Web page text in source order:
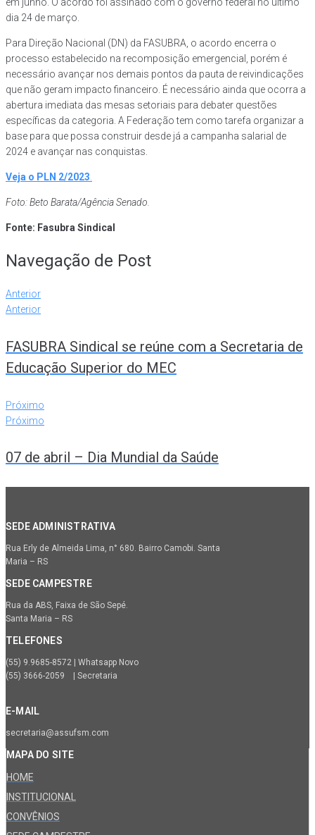
dia 24 de março.
Para Direção Nacional (DN) da FASUBRA, o acordo encerra o
processo estabelecido na recomposição emergencial, porém é
necessário avançar nos demais pontos da pauta de reivindicações
que não geram impacto financeiro. É necessário ainda que ocorra a
abertura imediata das mesas setoriais para debater questões
específicas da categoria. A Federação tem como tarefa organizar a
base para que possa construir desde já a campanha salarial de
2024 e avançar nas conquistas.
Veja o PLN 2/2023
Foto: Beto Barata/Agência Senado.
Fonte: Fasubra Sindical
Navegação de Post
Anterior
Anterior
FASUBRA Sindical se reúne com a Secretaria de
Educação Superior do MEC
Próximo
Próximo
07 de abril – Dia Mundial da Saúde
SEDE ADMINISTRATIVA
Rua Erly de Almeida Lima, n° 680. Bairro Camobi. Santa
Maria – RS
SEDE CAMPESTRE
Rua da ABS, Faixa de São Sepé.
Santa Maria – RS
TELEFONES
(55) 9.9685-8572 | Whatsapp Novo
(55) 3666-2059 | Secretaria
E-MAIL
secretaria@assufsm.com
MAPA DO SITE
HOME
INSTITUCIONAL
CONVÊNIOS